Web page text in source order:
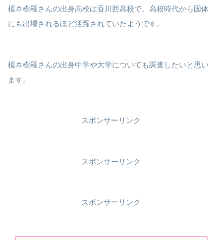
榎本樹羅さんの出身高校は香川西高校で、高校時代から国体
にも出場されるほど活躍されていたようです。
榎本樹羅さんの出身中学や大学についても調査したいと思い
ます。
スポンサーリンク
スポンサーリンク
スポンサーリンク